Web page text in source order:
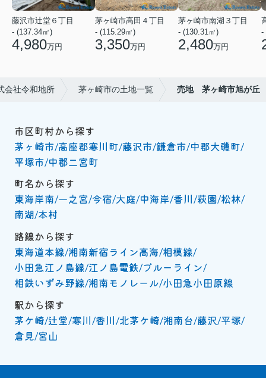
藤沢市辻堂６丁目
- (137.34㎡)
4,980万円
茅ヶ崎市高田４丁目
- (115.29㎡)
3,350万円
茅ヶ崎市南湖３丁目
- (130.31㎡)
2,480万円
-
会社令和地所 茅ヶ崎市の土地一覧 売地 茅ヶ崎市旭が丘
市区町村から探す
茅ヶ崎市 高座郡寒川町 藤沢市 鎌倉市 中郡大磯町
平塚市 中郡二宮町
町名から探す
東海岸南 一之宮 今宿 大庭 中海岸 香川 萩園 松林
南湖 本村
路線から探す
東海道本線 湘南新宿ライン高海 相模線
小田急江ノ島線 江ノ島電鉄 ブルーライン
相鉄いずみ野線 湘南モノレール 小田急小田原線
駅から探す
茅ケ崎 辻堂 寒川 香川 北茅ケ崎 湘南台 藤沢 平塚
倉見 宮山